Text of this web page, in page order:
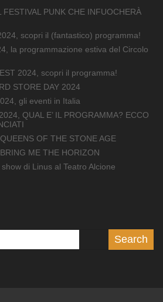
FESTIVAL PUNK CHE INFUOCHERÀ
scopri il (fantastico) programma!
la programmazione estiva del Circolo
2024, scopri il programma!
STORE DAY 2024
gli eventi in Italia
QUAL E’ IL PROGRAMMA? ECCO
OF THE STONE AGE
ME THE HORIZON
di Linus al Teatro Alcione